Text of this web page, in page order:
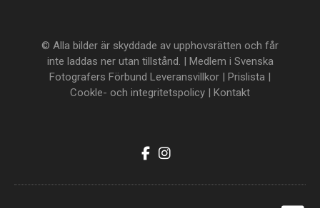
© Alla bilder är skyddade av upphovsrätten och får
inte laddas ner utan tillstånd. | Medlem i Svenska
Fotografers Förbund Leveransvillkor | Prislista |
Cookle- och integritetspolicy | Kontakt